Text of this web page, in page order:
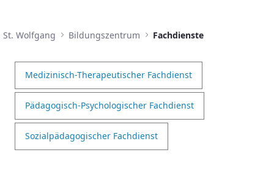
St. Wolfgang Bildungszentrum Fachdienste
Medizinisch-Therapeutischer Fachdienst
Pädagogisch-Psychologischer Fachdienst
Sozialpädagogischer Fachdienst